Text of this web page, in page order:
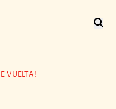
VUELTA!